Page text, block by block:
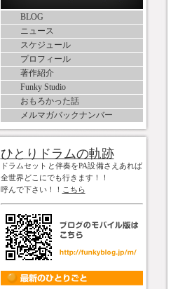
BLOG
ニュース
スケジュール
プロフィール
著作紹介
Funky Studio
おもろかった話
メルマガバックナンバー
ひとりドラムの軌跡
ドラムセットと伴奏をPA設備さえあれば
全世界どこにでも行きます！！
呼んで下さい！！ こちら